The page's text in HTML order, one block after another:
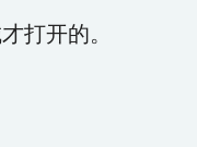
打开的。